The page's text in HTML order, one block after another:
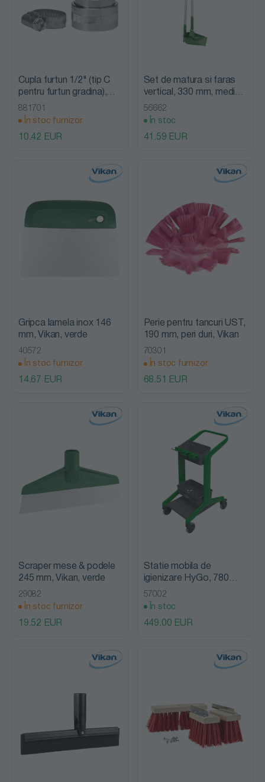
Cupla furtun 1/2" (tip C
pentru furtun gradina),
Vikan
881701
În stoc furnizor
10.42 EUR
Set de matura si faras
vertical, 330 mm, mediu,
Vikan, verde
56662
În stoc
41.59 EUR
Gripca lamela inox 146
mm, Vikan, verde
40572
În stoc furnizor
14.67 EUR
Perie pentru tancuri UST,
190 mm, peri duri, Vikan
70301
În stoc furnizor
68.51 EUR
Scraper mese & podele
245 mm, Vikan, verde
29082
În stoc furnizor
19.52 EUR
Statie mobila de
igienizare HyGo, 780
mm, Vikan
57002
În stoc
449.00 EUR